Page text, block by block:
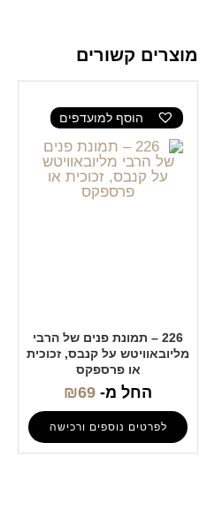
מוצרים קשורים
הוסף למועדפים
226 – תמונת פנים של הרבי
מליובאוויטש על קנבס, זכוכית
או פרספקס
החל מ- ₪69
לפרטים נוספים ורכישה